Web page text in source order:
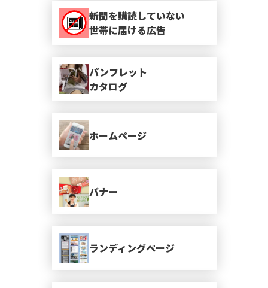
新聞を購読していない
世帯に届ける広告
パンフレット
カタログ
ホームページ
バナー
ランディングページ